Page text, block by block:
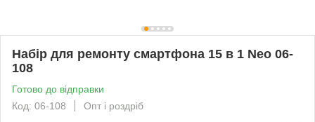
Набір для ремонту смартфона 15 в 1 Neo 06-
108
Готово до відправки
Код: 06-108
Опт і роздріб